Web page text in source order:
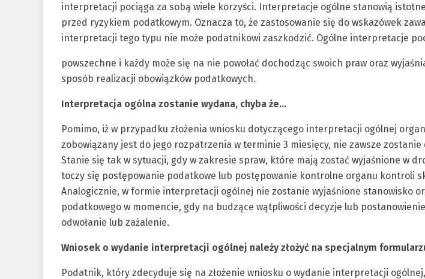
interpretacji pociąga za sobą wiele korzyści. Interpretacje ogólne stanowią
przed ryzykiem podatkowym. Oznacza to, że zastosowanie się do wskazówek
interpretacji tego typu nie może podatnikowi zaszkodzić. Ogólne interpretacje
powszechne i każdy może się na nie powołać dochodząc swoich praw oraz
sposób realizacji obowiązków podatkowych.
Interpretacja ogólna zostanie wydana, chyba że…
Pomimo, iż w przypadku złożenia wniosku dotyczącego interpretacji ogólnej
zobowiązany jest do jego rozpatrzenia w terminie 3 miesięcy, nie zawsze zostanie
Stanie się tak w sytuacji, gdy w zakresie spraw, które mają zostać wyjaśnione w
toczy się postępowanie podatkowe lub postępowanie kontrolne organu kontroli
Analogicznie, w formie interpretacji ogólnej nie zostanie wyjaśnione stanowisko
podatkowego w momencie, gdy na budzące wątpliwości decyzje lub
odwołanie lub zażalenie.
Wniosek o wydanie interpretacji ogólnej należy złożyć na specjalnym
Podatnik, który zdecyduje się na złożenie wniosku o wydanie interpretacji